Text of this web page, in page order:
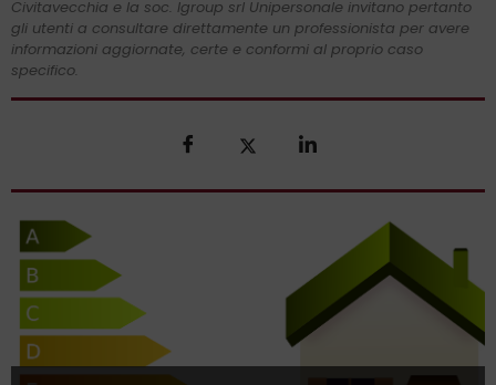
Civitavecchia e la soc. Igroup srl Unipersonale invitano pertanto
gli utenti a consultare direttamente un professionista per avere
informazioni aggiornate, certe e conformi al proprio caso
specifico.